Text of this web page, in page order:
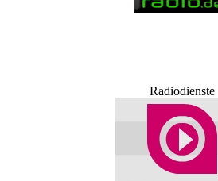
Radiodienste